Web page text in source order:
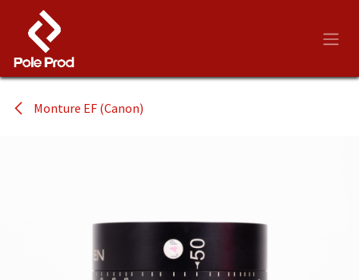
Se rendre au contenu
Monture EF (Canon)